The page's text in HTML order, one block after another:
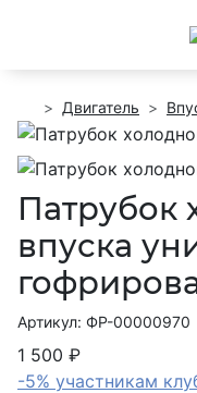
Двигатель
Патрубок
впуска
Артикул: ФР-00000970
1 500 ₽
-5% участникам